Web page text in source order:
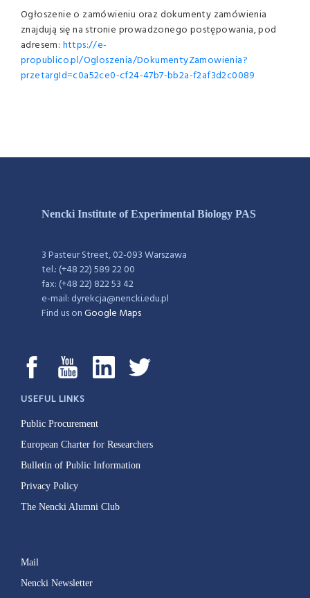
Ogłoszenie o zamówieniu oraz dokumenty zamówienia
znajdują się na stronie prowadzonego postępowania, pod
adresem: https://e-
propublico.pl/Ogloszenia/DokumentyZamowienia?
przetargId=c0a52ce0-cf24-47b7-bb2a-f2af3d2c0089
Nencki Institute of Experimental Biology PAS
3 Pasteur Street, 02-093 Warszawa
tel.: (+48 22) 589 22 00
fax: (+48 22) 822 53 42
e-mail: dyrekcja@nencki.edu.pl
Find us onGoogle Maps
USEFUL LINKS
Public Procurement
European Charter for Researchers
Bulletin of Public Information
Privacy Policy
The Nencki Alumni Club
Mail
Nencki Newsletter